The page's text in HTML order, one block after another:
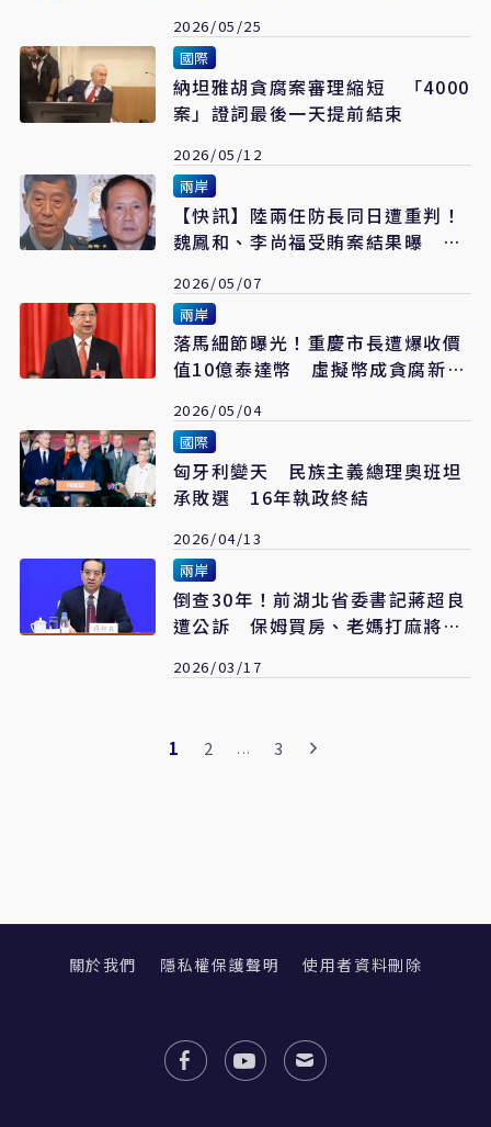
2026/05/25
國際
納坦雅胡貪腐案審理縮短 「4000
案」證詞最後一天提前結束
2026/05/12
兩岸
【快訊】陸兩任防長同日遭重判！
魏鳳和、李尚福受賄案結果曝 死
2026/05/07
兩岸
落馬細節曝光！重慶市長遭爆收價
值10億泰達幣 虛擬幣成貪腐新工
2026/05/04
國際
匈牙利變天 民族主義總理奧班坦
承敗選 16年執政終結
2026/04/13
兩岸
倒查30年！前湖北省委書記蔣超良
遭公訴 保姆買房、老媽打麻將都
2026/03/17
1 2 ... 3
關於我們 隱私權保護聲明 使用者資料刪除